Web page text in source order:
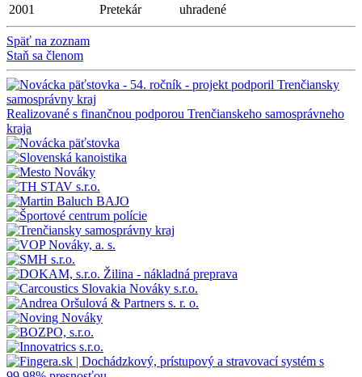
2001
Pretekár uhradené
Späť na zoznam
Staň sa členom
Realizované s finančnou podporou Trenčianskeho samosprávneho
kraja